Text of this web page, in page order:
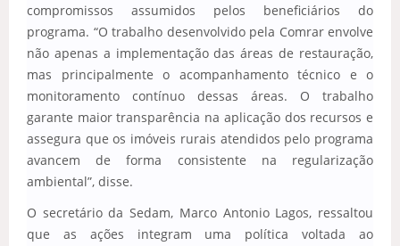
compromissos assumidos pelos beneficiários do
programa. “O trabalho desenvolvido pela Comrar envolve
não apenas a implementação das áreas de restauração,
mas principalmente o acompanhamento técnico e o
monitoramento contínuo dessas áreas. O trabalho
garante maior transparência na aplicação dos recursos e
assegura que os imóveis rurais atendidos pelo programa
avancem de forma consistente na regularização
ambiental”, disse.
O secretário da Sedam, Marco Antonio Lagos, ressaltou
que as ações integram uma política voltada ao